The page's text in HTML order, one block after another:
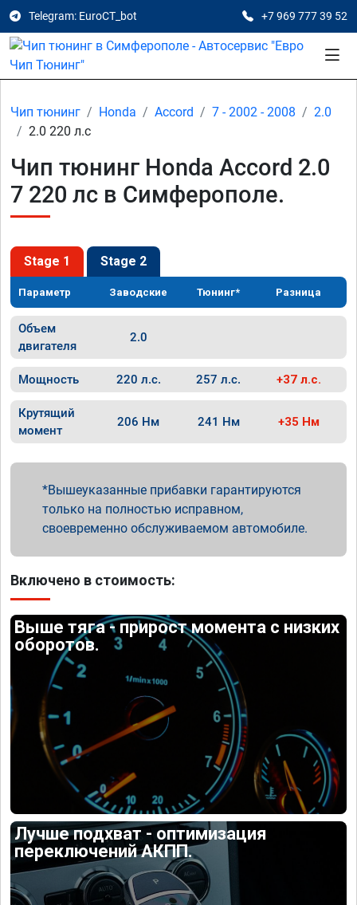
Telegram: EuroCT_bot +7 969 777 39 52
Чип тюнинг Honda Accord 7 - 2002 - 2008
2.0
2.0 220 л.с
Чип тюнинг Honda Accord 2.0
7 220 лс в Симферополе.
Stage 1 Stage 2
Параметр Заводские Тюнинг* Разница
Объем
двигателя
2.0
Мощность 220 л.с. 257 л.с. +37 л.с.
Крутящий
момент
206 Нм 241 Нм +35 Нм
Вышеуказанные прибавки гарантируются
только на полностью исправном,
своевременно обслуживаемом автомобиле.
Включено в стоимость:
Выше тяга - прирост момента с низких
оборотов.
Лучше подхват - оптимизация
переключений АКПП.